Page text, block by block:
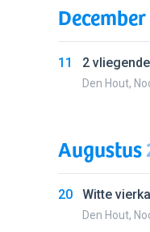
December
11 2
Den Hout,
Augustus
20 Witte
Den Hout,